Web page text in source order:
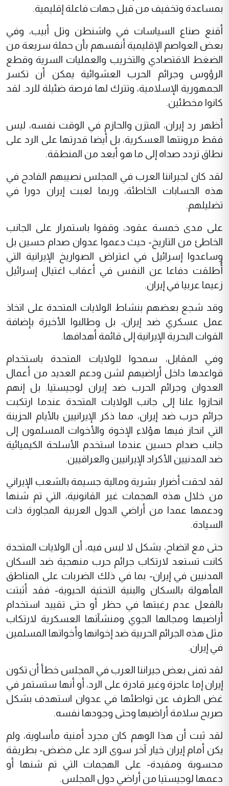
بمساعدة وتخفيف من قبل جهات فاعلة إقليمية.
أقنع صناع السياسات في واشنطن وتل أبيب، وفي
بعض العواصم الإقليمية أنفسهم بأن حملة سريعة من
الضغط الاقتصادي والتخريب والعمليات السرية وقطع
الرؤوس وجرائم الحرب العشوائية يمكن أن تكسر
الجمهورية الإسلامية، وتترك لها فرصة ضئيلة للرد. لقد
كانوا مخطئين.
أظهر رد إيران، المتزن والحازم في الوقت نفسه، ليس
فقط مرونتها العسكرية، بل أيضا قدرتها على الرد على
نطاق تردد صداه إلى ما هو أبعد من المنطقة.
لقد كان لجيراننا العرب في المجلس نصيبهم الفادح في
هذه الحسابات الخاطئة، وربما لعبت إيران دورا في
تضليلهم.
على مدى خمسة عقود، وقفوا باستمرار على الجانب
الخاطئ من التاريخ- حيث دعموا عدوان صدام حسين بل
وساعدوا إسرائيل في اعتراض الصواريخ الإيرانية التي
أُطلقت دفاعا عن النفس في أعقاب اغتيال إسرائيل
زعيما عربيا في إيران.
وقد شجع بعضهم بنشاط الولايات المتحدة على اتخاذ
عمل عسكري ضد إيران، بل وطالبوا الأخيرة بإضافة
القوات البحرية الإيرانية إلى قائمة أهدافها.
وفي المقابل، سمحوا للولايات المتحدة باستخدام
قواعدها داخل أراضيهم لشن ودعم العديد من أعمال
العدوان وجرائم الحرب ضد إيران لوجيستيا. بل إنهم
انحازوا علنا إلى جانب الولايات المتحدة عندما ارتكبت
جرائم حرب ضد إيران، مما ذكر الإيرانيين بالأيام الحزينة
التي انحاز فيها هؤلاء الإخوة والأخوات المسلمون إلى
جانب صدام حسين عندما استخدم الأسلحة الكيميائية
ضد المدنيين الأكراد الإيرانيين والعراقيين.
لقد لحقت أضرار بشرية ومالية جسيمة بالشعب الإيراني
من خلال هذه الهجمات غير القانونية، التي تم شنها
ودعمها عمدا من أراضي الدول العربية المجاورة ذات
السيادة.
حتى مع اتضاح، بشكل لا لبس فيه، أن الولايات المتحدة
كانت تستعد لارتكاب جرائم حرب منهجية ضد السكان
المدنيين في إيران- بما في ذلك الضربات على المناطق
المأهولة بالسكان والبنية التحتية الحيوية- فقد أثبتت
بالفعل عدم رغبتها في حظر أو حتى تقييد استخدام
أراضيها ومجالها الجوي ومنشآتها العسكرية لارتكاب
مثل هذه الجرائم الحربية ضد إخوانها وأخواتها المسلمين
في إيران.
لقد تمنى بعض جيراننا العرب في المجلس خطأ أن تكون
إيران إما عاجزة وغير قادرة على الرد، أو أنها ستستمر في
غض الطرف عن تواطئها في عدوان استهدف بشكل
صريح سلامة أراضيها وحتى وجودها نفسه.
لقد ثبت أن هذا الوهم كان مجرد أمنية مأساوية، ولم
يكن أمام إيران خيار آخر سوى الرد على مضض- بطريقة
محسوبة ومقيدة- على الهجمات التي تم شنها أو
دعمها لوجيستيا من أراضي دول المجلس.